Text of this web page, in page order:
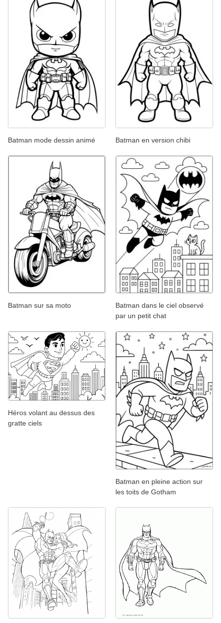
Batman mode dessin animé Batman en version chibi
Batman sur sa moto
Batman dans le ciel observé
par un petit chat
Héros volant au dessus des
gratte ciels
Batman en pleine action sur
les toits de Gotham